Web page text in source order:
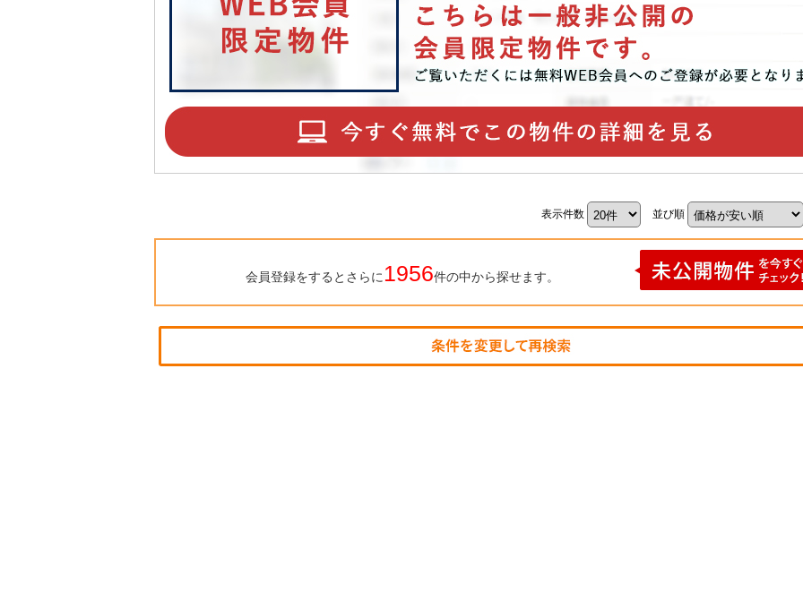
表示件数 並び順
会員登録をするとさらに 1956件の中から探せます。